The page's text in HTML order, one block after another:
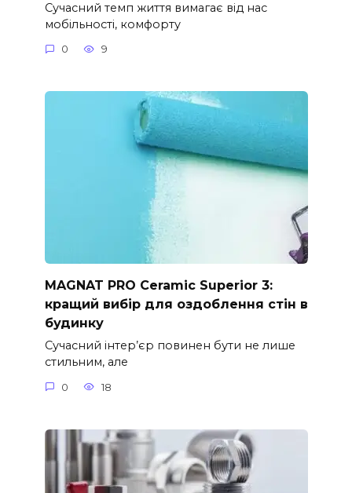
Сучасний темп життя вимагає від нас
мобільності, комфорту
0 9
MAGNAT PRO Ceramic Superior 3:
кращий вибір для оздоблення стін в
будинку
Сучасний інтер’єр повинен бути не лише
стильним, але
0 18